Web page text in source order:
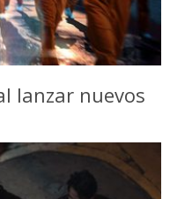
lanzar nuevos